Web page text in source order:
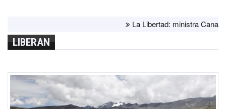
La Libertad: ministra Canales
LIBERAN